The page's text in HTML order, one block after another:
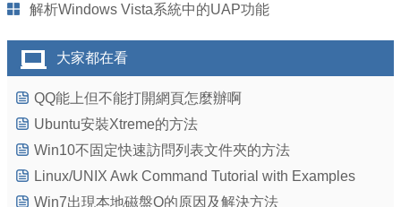
解析Windows Vista系統中的UAP功能
大家都在看
QQ能上但不能打開網頁怎麼辦啊
Ubuntu安裝Xtreme的方法
Win10不固定快速訪問列表文件夾的方法
Linux/UNIX Awk Command Tutorial with Examples
Win7出現本地磁盤Q的原因及解決方法